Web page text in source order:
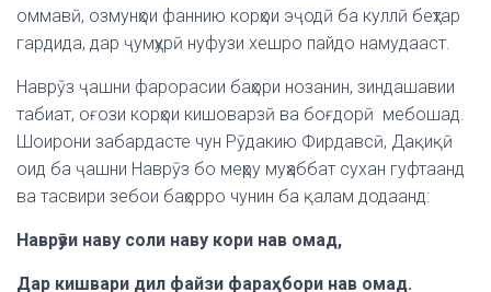
оммавӣ, озмунҳои фаннию корҳои эҷодӣ ба куллӣ беҳтар
гардида, дар ҷумҳурӣ нуфузи хешро пайдо намудааст.
Наврӯз ҷашни фарорасии баҳори нозанин, зиндашавии
табиат, оғози корҳои кишоварзӣ ва боғдорӣ мебошад.
Шоирони забардасте чун Рӯдакию Фирдавсӣ, Дақиқӣ
оид ба ҷашни Наврӯз бо меҳру муҳаббат сухан гуфтаанд
ва тасвири зебои баҳорро чунин ба қалам додаанд:
Наврӯзи наву соли наву кори нав омад,
Дар кишвари дил файзи фараҳбори нав омад.